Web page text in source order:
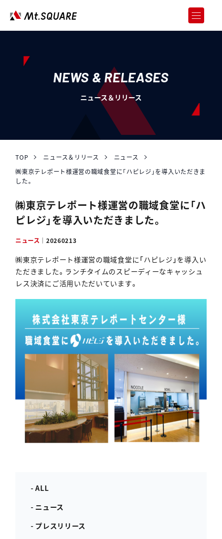
NEWS & RELEASES
ニュース＆リリース
TOP ニュース＆リリース
ニュース
㈱東京テレポート様運営の職域食堂に「ハピレジ」を導入いただきま
した。
㈱東京テレポート様運営の職域食堂に「ハ
ピレジ」を導入いただきました。
ニュース ｜ 20260213
㈱東京テレポート様運営の職域食堂に「ハピレジ」を導入い
ただきました。ランチタイムのスピーディーなキャッシュ
レス決済にご活用いただいています。
- ALL
- ニュース
- プレスリリース
SERVICES
サービス
CASE STUDY
採用情報
NEWS & RELEASES
ニュース＆リリース
お問い合わせ
資料ダウンロード